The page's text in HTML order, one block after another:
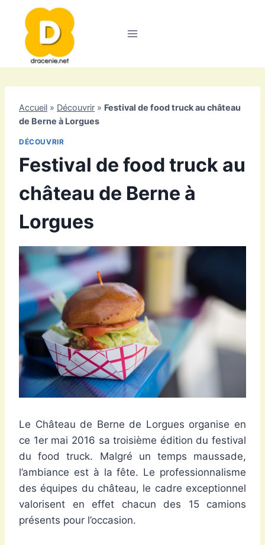
contenu
Accueil » Découvrir » Festival de food truck au château
de Berne à Lorgues
DÉCOUVRIR
Festival de food truck au
château de Berne à
Lorgues
Le Château de Berne de Lorgues organise en
ce 1er mai 2016 sa troisième édition du festival
du food truck. Malgré un temps maussade,
l’ambiance est à la fête. Le professionnalisme
des équipes du château, le cadre exceptionnel
valorisent en effet chacun des 15 camions
présents pour l’occasion.